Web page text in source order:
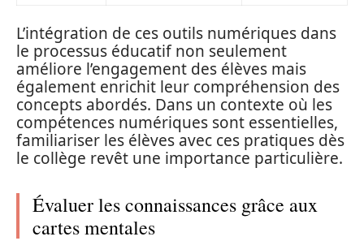
L’intégration de ces outils numériques dans
le processus éducatif non seulement
améliore l’engagement des élèves mais
également enrichit leur compréhension des
concepts abordés. Dans un contexte où les
compétences numériques sont essentielles,
familiariser les élèves avec ces pratiques dès
le collège revêt une importance particulière.
Évaluer les connaissances grâce aux
cartes mentales